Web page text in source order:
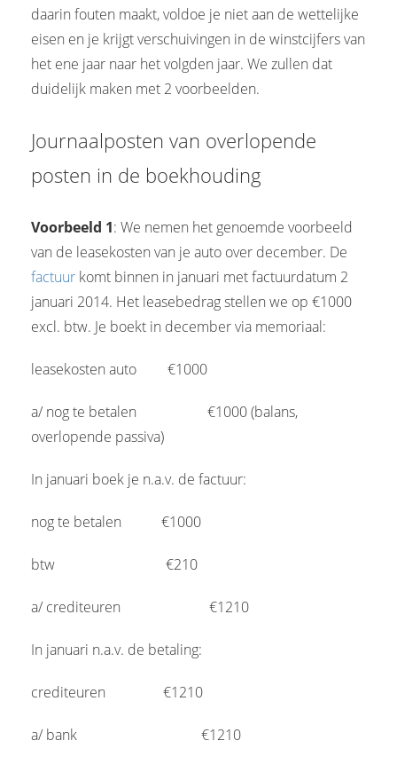
daarin fouten maakt, voldoe je niet aan de wettelijke
eisen en je krijgt verschuivingen in de winstcijfers van
het ene jaar naar het volgden jaar. We zullen dat
duidelijk maken met 2 voorbeelden.
Journaalposten van overlopende
posten in de boekhouding
Voorbeeld 1: We nemen het genoemde voorbeeld
van de leasekosten van je auto over december. De
factuur komt binnen in januari met factuurdatum 2
januari 2014. Het leasebedrag stellen we op €1000
excl. btw. Je boekt in december via memoriaal:
leasekosten auto €1000
a/ nog te betalen
€1000 (balans,
overlopende passiva)
In januari boek je n.a.v. de factuur:
nog te betalen €1000
btw €210
a/ crediteuren €1210
In januari n.a.v. de betaling:
crediteuren €1210
a/ bank €1210